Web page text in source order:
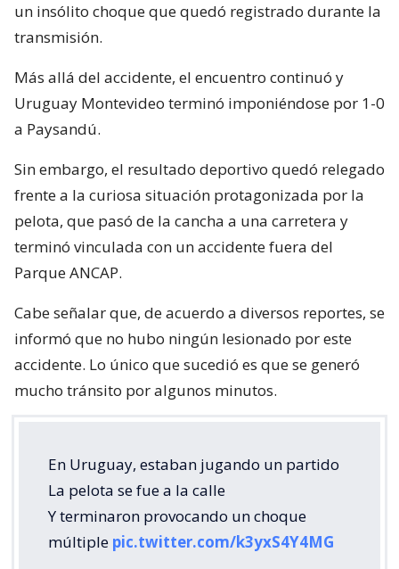
un insólito choque que quedó registrado durante la
transmisión.
Más allá del accidente, el encuentro continuó y
Uruguay Montevideo terminó imponiéndose por 1-0
a Paysandú.
Sin embargo, el resultado deportivo quedó relegado
frente a la curiosa situación protagonizada por la
pelota, que pasó de la cancha a una carretera y
terminó vinculada con un accidente fuera del
Parque ANCAP.
Cabe señalar que, de acuerdo a diversos reportes, se
informó que no hubo ningún lesionado por este
accidente. Lo único que sucedió es que se generó
mucho tránsito por algunos minutos.
En Uruguay, estaban jugando un partido
La pelota se fue a la calle
Y terminaron provocando un choque
múltiple pic.twitter.com/k3yxS4Y4MG